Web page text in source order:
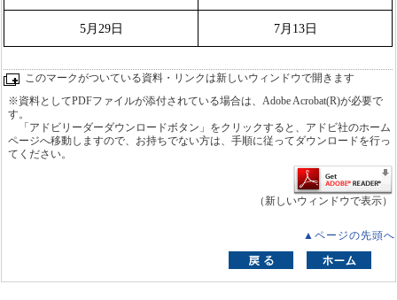
5月29日 7月13日
このマークがついている資料・リンクは新しいウィンドウで開きます
※資料としてPDFファイルが添付されている場合は、Adobe Acrobat(R)が必要で
す。
「アドビリーダーダウンロードボタン」をクリックすると、アドビ社のホーム
ページへ移動しますので、お持ちでない方は、手順に従ってダウンロードを行っ
てください。
（新しいウィンドウで表示）
▲ページの先頭へ